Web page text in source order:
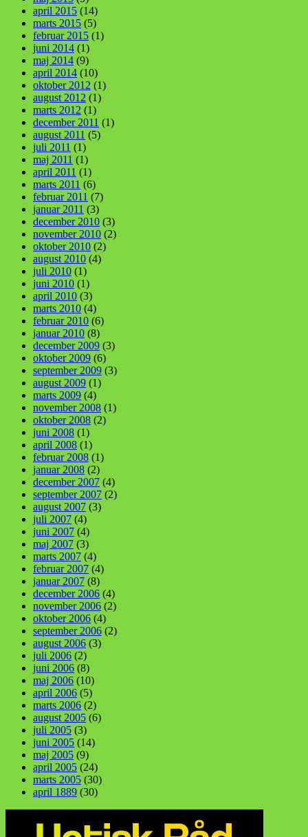
april 2015 (14)
marts 2015 (5)
februar 2015 (1)
juni 2014 (1)
maj 2014 (9)
april 2014 (10)
oktober 2012 (1)
august 2012 (1)
marts 2012 (1)
december 2011 (1)
august 2011 (5)
juli 2011 (1)
maj 2011 (1)
april 2011 (1)
marts 2011 (6)
februar 2011 (7)
januar 2011 (3)
december 2010 (3)
november 2010 (2)
oktober 2010 (2)
august 2010 (4)
juli 2010 (1)
juni 2010 (1)
april 2010 (3)
marts 2010 (4)
februar 2010 (6)
januar 2010 (8)
december 2009 (3)
oktober 2009 (6)
september 2009 (3)
august 2009 (1)
marts 2009 (4)
november 2008 (1)
oktober 2008 (2)
juni 2008 (1)
april 2008 (1)
februar 2008 (1)
januar 2008 (2)
december 2007 (4)
september 2007 (2)
august 2007 (3)
juli 2007 (4)
juni 2007 (4)
maj 2007 (3)
marts 2007 (4)
februar 2007 (4)
januar 2007 (8)
december 2006 (4)
november 2006 (2)
oktober 2006 (4)
september 2006 (2)
august 2006 (3)
juli 2006 (2)
juni 2006 (8)
maj 2006 (10)
april 2006 (5)
marts 2006 (2)
august 2005 (6)
juli 2005 (3)
juni 2005 (14)
maj 2005 (9)
april 2005 (24)
marts 2005 (30)
april 1889 (30)